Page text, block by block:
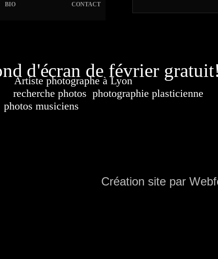
CONTACT
BIO
d'écran de février
Artiste photographe à LyonFrance. Banque
recherche photos photographie plasticienne
photos musiciens
Création site par